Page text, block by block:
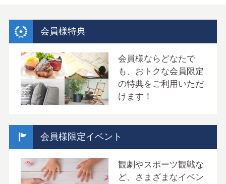
会員様特典
会員様ならどなたで
も、おトクな会員限定
の特典をご利用いただ
けます！
会員様限定イベント
観劇やスポーツ観戦な
ど、さまざまなイベン